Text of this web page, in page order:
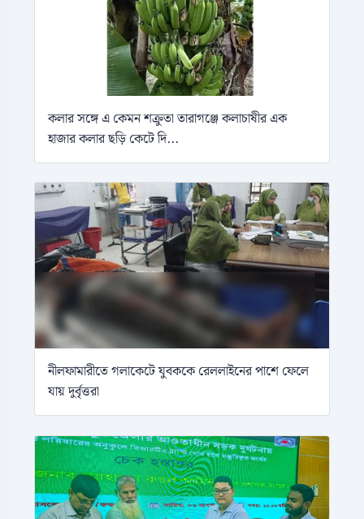
কলার সঙ্গে এ কেমন শক্রুতা তারাগঞ্জে কলাচাষীর এক
হাজার কলার ছড়ি কেটে দি...
নীলফামারীতে গলাকেটে যুবককে রেললাইনের পাশে ফেলে
যায় দুর্বৃত্তরা